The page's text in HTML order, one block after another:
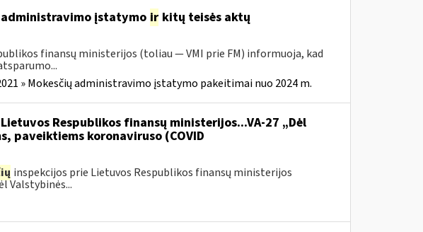
administravimo įstatymo irkitų teisės aktų
finansų ministerijos (toliau — VMI prie FM) informuoja, kad
» Mokesčių administravimo įstatymo pakeitimai nuo 2024 m.
Respublikos finansų ministerijos...VA-27 „Dėl
paveiktiems koronaviruso (COVID
inspekcijos prie Lietuvos Respublikos finansų ministerijos
Valstybinės...